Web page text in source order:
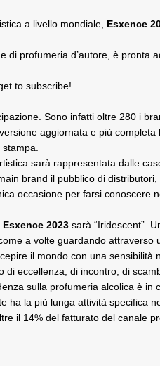
a livello mondiale, Esxence
di profumeria d’autore, è pronta
to subscribe!
Sono infatti oltre 280 i
aggiornata e più
sarà rappresentata dalle
brand il pubblico di
occasione per farsi conoscere
Esxence 2023 sarà “Iridescent”.
a volte guardando
il mondo con una sensibilità
di eccellenza, di incontro, di
sulla profumeria alcolica è
ha la più lunga attività specifica
il 14% del fatturato del canale